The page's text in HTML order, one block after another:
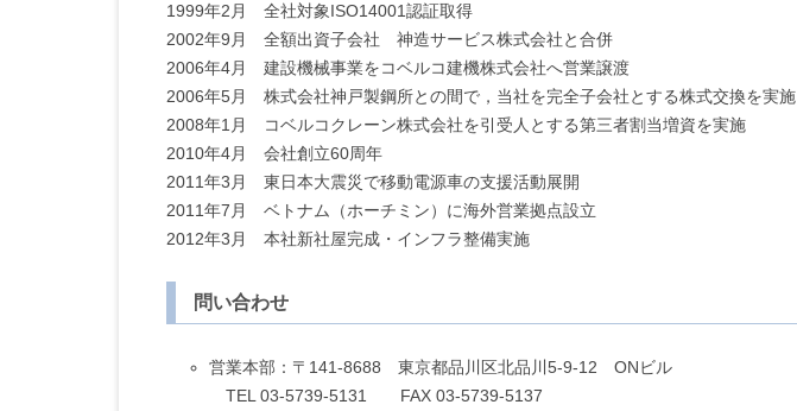
1999年2月 全社対象ISO14001認証取得
2002年9月 全額出資子会社 神造サービス株式会社と合併
2006年4月 建設機械事業をコベルコ建機株式会社へ営業譲渡
2006年5月 株式会社神戸製鋼所との間で，当社を完全子会社とする株式交換を実施
2008年1月 コベルコクレーン株式会社を引受人とする第三者割当増資を実施
2010年4月 会社創立60周年
2011年3月 東日本大震災で移動電源車の支援活動展開
2011年7月 ベトナム（ホーチミン）に海外営業拠点設立
2012年3月 本社新社屋完成・インフラ整備実施
問い合わせ
営業本部：〒141-8688 東京都品川区北品川5-9-12 ONビル
TEL 03-5739-5131 FAX 03-5739-5137